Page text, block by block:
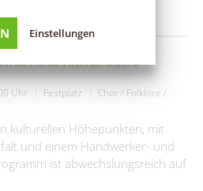
Einstellungen
DES AMTES BURG
Uhr Festplatz
Chor / Folklore /
kulturellen Höhepunkten, mit
und einem Handwerker- und
ist abwechslungsreich auf